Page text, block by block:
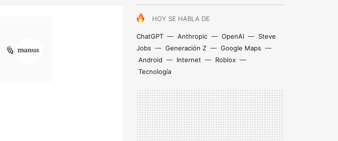
HOY SE HABLA DE
ChatGPT Anthropic OpenAI
Steve
Jobs
Generación Z
Google Maps
Android
Internet
Roblox
Tecnología